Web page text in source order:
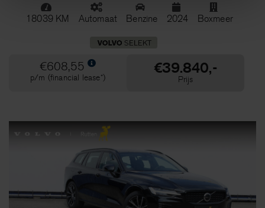
18039 KM Automaat Benzine 2024 Boxmeer
€608,55
p/m (financial lease*)
€39.840,-
Prijs